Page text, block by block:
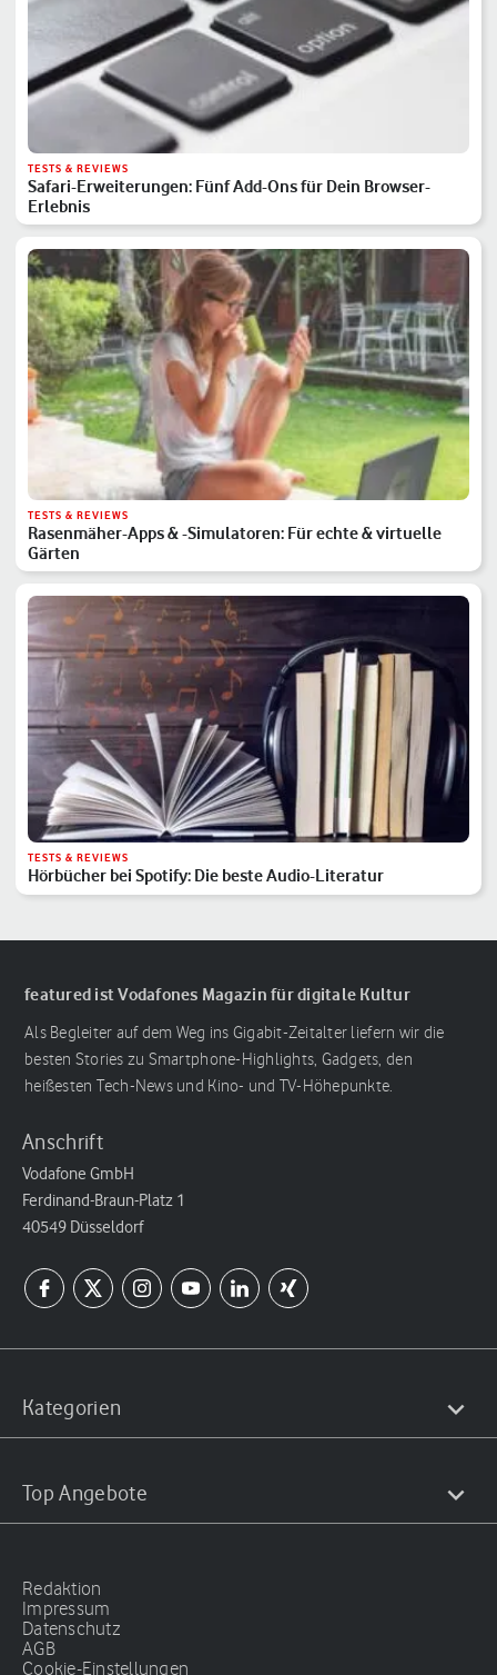
TESTS & REVIEWS
Safari-Erweiterungen: Fünf Add-Ons für Dein Browser-
Erlebnis
TESTS & REVIEWS
Rasenmäher-Apps & -Simulatoren: Für echte & virtuelle
Gärten
TESTS & REVIEWS
Hörbücher bei Spotify: Die beste Audio-Literatur
featured ist Vodafones Magazin für digitale Kultur
Als Begleiter auf dem Weg ins Gigabit-Zeitalter liefern wir die
besten Stories zu Smartphone-Highlights, Gadgets, den
heißesten Tech-News und Kino- und TV-Höhepunkte.
Anschrift
Vodafone GmbH
Ferdinand-Braun-Platz 1
40549 Düsseldorf
Kategorien
Top Angebote
Redaktion
Impressum
Datenschutz
AGB
Cookie-Einstellungen